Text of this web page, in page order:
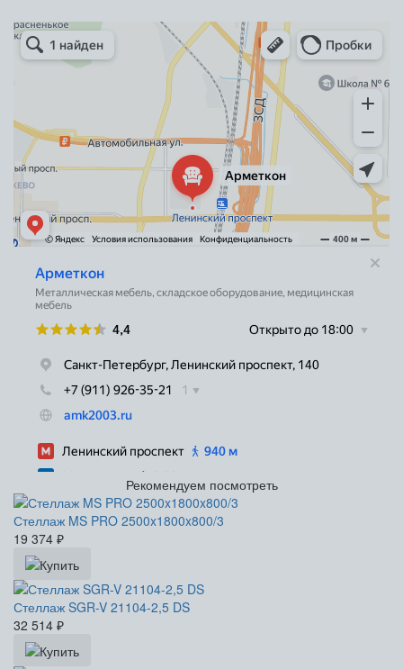
Арметкон
Металлическая мебель в Санкт‑Петербурге
Торговое оборудование в Санкт‑Петербурге
Рекомендуем посмотреть
Стеллаж MS PRO 2500x1800x800/3
19 374 ₽
Стеллаж SGR-V 21104-2,5 DS
32 514 ₽